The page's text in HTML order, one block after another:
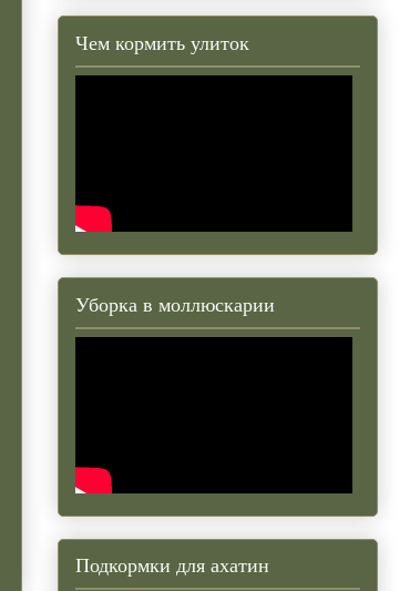
Чем кормить улиток
Уборка в моллюскарии
Подкормки для ахатин